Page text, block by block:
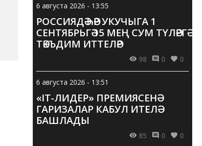
6 августа 2026 - 13:55
РОССИЯДӘ ҺӘР УКУЧЫГА 1
СЕНТЯБРЬГӘ 15 МЕҢ СУМ ТҮЛӘРГӘ
ТӘКЪДИМ ИТТЕЛӘР
98 0 0
6 августа 2026 - 13:51
«IT-ЛИДЕР» ПРЕМИЯСЕНӘ
ГАРИЗАЛАР КАБУЛ ИТЕЛӘ
БАШЛАДЫ
85 0 0